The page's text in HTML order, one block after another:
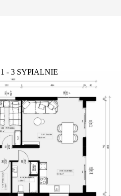
- 3 SYPIALNIE